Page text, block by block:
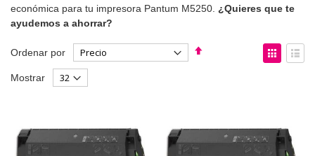
económica para tu impresora Pantum M5250. ¿Quieres que te
ayudemos a ahorrar?
Ordenar por
Fijar
Ver
como
Mostrar